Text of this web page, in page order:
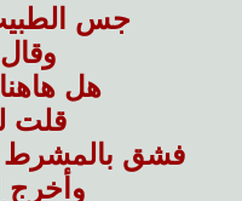
جس
هل
قلت
فشق
وأخرج